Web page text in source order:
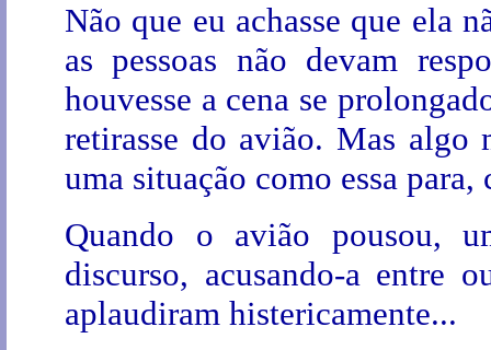
Não que eu achasse que ela
as pessoas não devam
houvesse a cena se
retirasse do avião. Mas algo
uma situação como essa
Quando o avião pousou,
discurso, acusando-a entre
aplaudiram histericamente...